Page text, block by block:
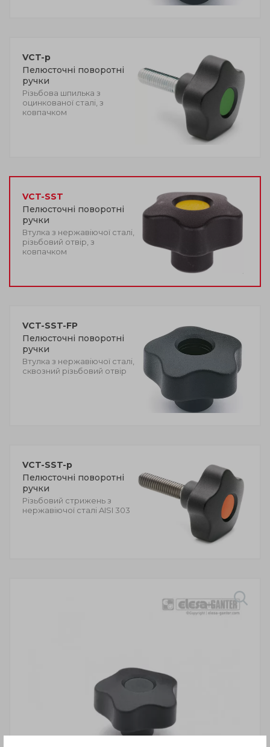
VCT-p
Пелюсточні поворотні
ручки
Різьбова шпилька з
оцинкованої сталі, з
ковпачком
VCT-SST
Пелюсточні поворотні
ручки
Втулка з нержавіючої сталі,
різьбовий отвір, з
ковпачком
VCT-SST-FP
Пелюсточні поворотні
ручки
Втулка з нержавіючої сталі,
сквозний різьбовий отвір
VCT-SST-p
Пелюсточні поворотні
ручки
Різьбовий стрижень з
нержавіючої сталі AISI 303